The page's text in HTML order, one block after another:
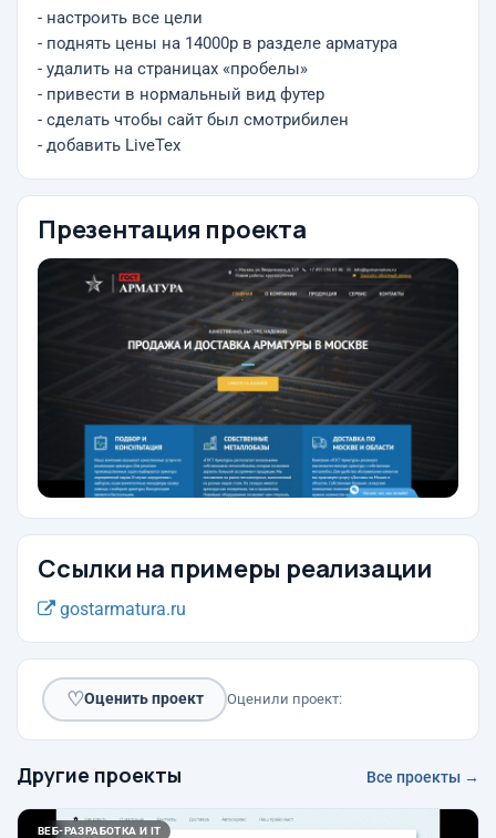
- настроить все цели
- поднять цены на 14000р в разделе арматура
- удалить на страницах «пробелы»
- привести в нормальный вид футер
- сделать чтобы сайт был смотрибилен
- добавить LiveTex
Презентация проекта
Ссылки на примеры реализации
gostarmatura.ru
♡Оценить проект Оценили проект:
Другие проекты Все проекты →
ВЕБ-РАЗРАБОТКА И IT